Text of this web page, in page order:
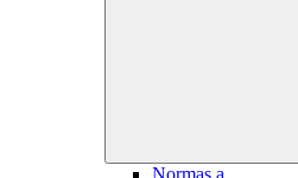
Normas a